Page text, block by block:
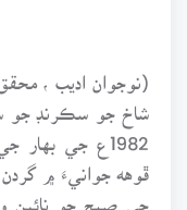
(نوجوان اديب ،
1982ع جي
جي صبح جو نائين